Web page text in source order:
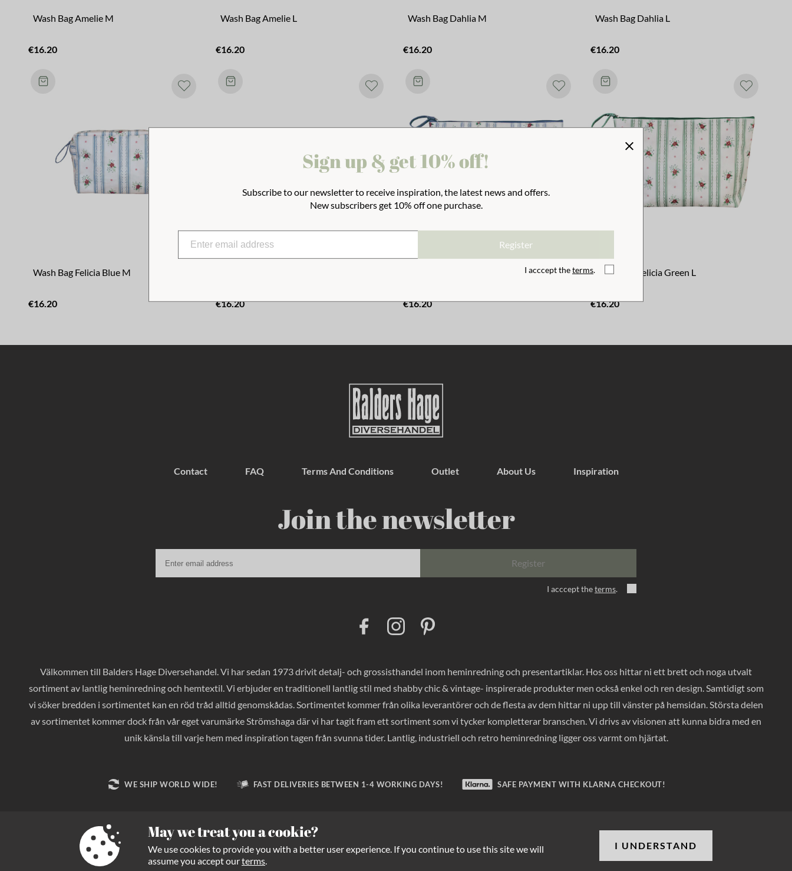
Wash Bag Amelie M
€16.20
Wash Bag Amelie L
€16.20
Wash Bag Dahlia M
€16.20
Wash Bag Dahlia L
€16.20
Wash Bag Felicia Blue M
€16.20 €16.20 €16.20
Wash Bag Felicia Green L
€16.20
Contact FAQ Terms And Conditions Outlet About Us Inspiration
Join the newsletter
Register
I acccept theterms.
o
o
k
I
n
g
r
a
r
e
s
Välkommen till Balders Hage Diversehandel. Vi har sedan 1973 drivit detalj- och grossisthandel inom heminredning och presentartiklar. Hos oss hittar ni ett brett och noga utvalt
sortiment av lantlig heminredning och hemtextil. Vi erbjuder en traditionell lantlig stil med shabby chic & vintage- inspirerade produkter men också enkel och ren design. Samtidigt som
vi söker bredden i sortimentet kan en röd tråd alltid genomskådas. Sortimentet kommer från olika leverantörer och de flesta av dem hittar ni upp till vänster på hemsidan. Största delen
av sortimentet kommer dock från vår eget varumärke Strömshaga där vi har tagit fram ett sortiment som vi tycker kompletterar branschen. Vi drivs av visionen att kunna bidra med en
unik känsla till varje hem med inspiration tagen från svunna tider. Lantlig, industriell och retro heminredning ligger oss varmt om hjärtat.
WE SHIP WORLD WIDE! FAST DELIVERIES BETWEEN 1-4 WORKING DAYS! SAFE PAYMENT WITH KLARNA CHECKOUT!
Copyright Balders Hage 2026
May we treat you a cookie?
We use cookies to provide you with a better user experience. If you continue to use this site we will
assume you accept ourterms
I UNDERSTAND
Sign up & get 10% off!
Subscribe to our newsletter to receive inspiration, the latest news and offers.
New subscribers get 10% off one purchase.
Register
I acccept theterms.